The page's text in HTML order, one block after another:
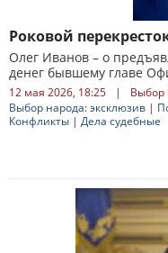
Роковой
Олег Иванов – о
денег бывшему главе
12 мая 2026, 18:25 |
Выбор
Выбор народа: эксклюзив |
Конфликты | Дела судебные